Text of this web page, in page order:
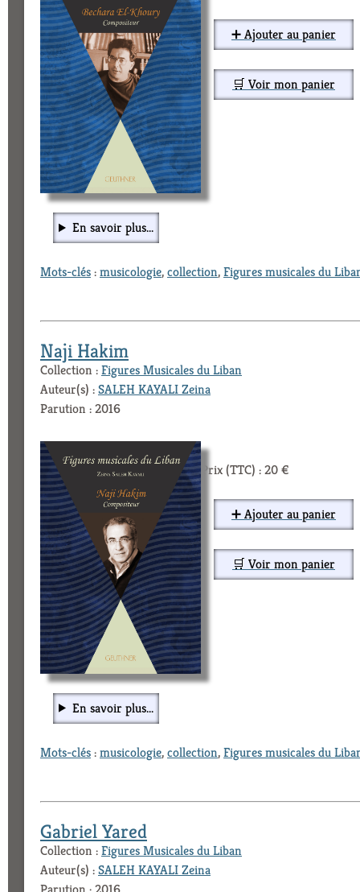
➕ Ajouter au panier
🛒 Voir mon panier
En savoir plus...
Mots-clés:musicologie,collection,Figures musicales du
Naji Hakim
Collection :Figures Musicales du Liban
Auteur(s) :SALEH KAYALI Zeina
Parution : 2016
Prix (TTC) : 20 €
➕ Ajouter au panier
🛒 Voir mon panier
En savoir plus...
Mots-clés:musicologie,collection,Figures musicales du
Gabriel Yared
Collection :Figures Musicales du Liban
Auteur(s) :SALEH KAYALI Zeina